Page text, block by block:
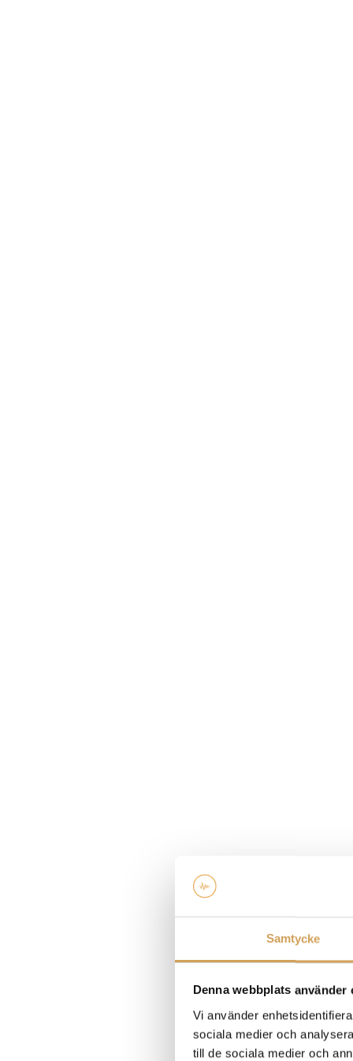
Samtycke
Denna webbplats använder
Vi använder
sociala medier och
till de sociala medier och